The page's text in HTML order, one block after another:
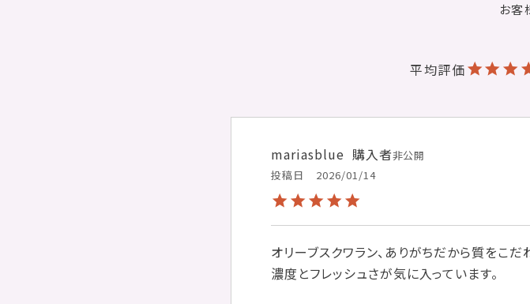
お客
平均評価
mariasblue 購入者非公開
投稿日
2026/01/14
オリーブスクワラン、ありがちだから質をこだ
濃度とフレッシュさが気に入っています。